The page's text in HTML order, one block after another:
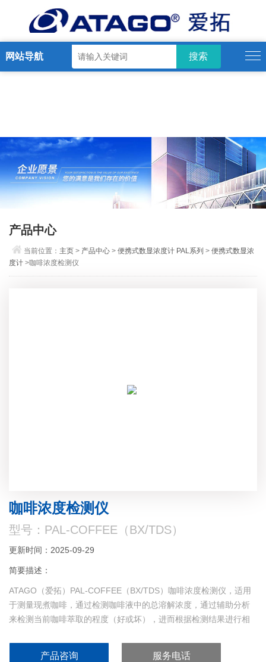
网站导航
产品中心
当前位置： 主页 > 产品中心 >便携式数显浓度计 PAL系列 >便携式数显浓
度计 >咖啡浓度检测仪
咖啡浓度检测仪
型号：PAL-COFFEE（BX/TDS）
更新时间：2025-09-29
简要描述：
ATAGO（爱拓）PAL-COFFEE（BX/TDS）咖啡浓度检测仪，适用
于测量现煮咖啡，通过检测咖啡液中的总溶解浓度，通过辅助分析
来检测当前咖啡萃取的程度（好或坏），进而根据检测结果进行相
产品咨询 服务电话